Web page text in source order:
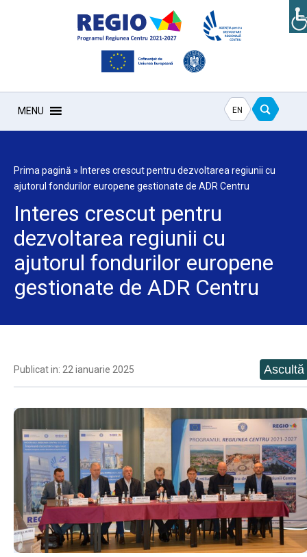
MENU EN
Prima pagină » Interes crescut pentru dezvoltarea regiunii cu
ajutorul fondurilor europene gestionate de ADR Centru
Interes crescut pentru
dezvoltarea regiunii cu
ajutorul fondurilor europene
gestionate de ADR Centru
Publicat in: 22 ianuarie 2025